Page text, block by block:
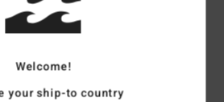
Welcome!
your ship-to country